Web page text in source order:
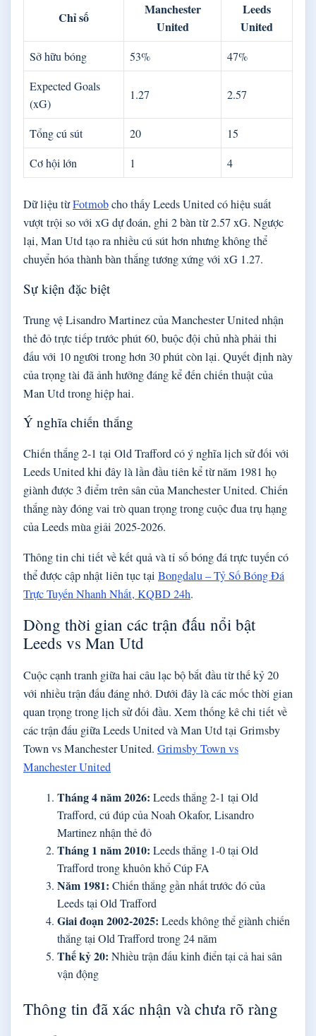
Chỉ số
Manchester
United
Leeds
United
Sở hữu bóng 53%
47%
Expected Goals
(xG)
1.27 2.57
Tổng cú sút 20
15
Cơ hội lớn
1 4
Dữ liệu từFotmobcho thấy Leeds United có hiệu suất
vượt trội so với xG dự đoán, ghi 2 bàn từ 2.57 xG. Ngược
lại, Man Utd tạo ra nhiều cú sút hơn nhưng không thể
chuyển hóa thành bàn thắng tương xứng với xG 1.27.
Sự kiện đặc biệt
Trung vệ Lisandro Martinez của Manchester United nhận
thẻ đỏ trực tiếp trước phút 60, buộc đội chủ nhà phải thi
đấu với 10 người trong hơn 30 phút còn lại. Quyết định này
của trọng tài đã ảnh hưởng đáng kể đến chiến thuật của
Man Utd trong hiệp hai.
Ý nghĩa chiến thắng
Chiến thắng 2-1 tại Old Trafford có ý nghĩa lịch sử đối với
Leeds United khi đây là lần đầu tiên kể từ năm 1981 họ
giành được 3 điểm trên sân của Manchester United. Chiến
thắng này đóng vai trò quan trọng trong cuộc đua trụ hạng
của Leeds mùa giải 2025-2026.
Thông tin chi tiết về kết quả và tỉ số bóng đá trực tuyến có
thể được cập nhật liên tục tại Bongdalu – Tỷ Số Bóng Đá
Trực Tuyến Nhanh Nhất, KQBD 24h.
Dòng thời gian các trận đấu nổi bật
Leeds vs Man Utd
Cuộc cạnh tranh giữa hai câu lạc bộ bắt đầu từ thế kỷ 20
với nhiều trận đấu đáng nhớ. Dưới đây là các mốc thời gian
quan trọng trong lịch sử đối đầu. Xem thống kê chi tiết về
các trận đấu giữa Leeds United và Man Utd tại Grimsby
Town vs Manchester United. Grimsby Town vs
Manchester United
Tháng 4 năm 2026: Leeds thắng 2-1 tại Old
Trafford, cú đúp của Noah Okafor, Lisandro
Martinez nhận thẻ đỏ
Tháng 1 năm 2010: Leeds thắng 1-0 tại Old
Trafford trong khuôn khổ Cúp FA
Năm 1981: Chiến thắng gần nhất trước đó của
Leeds tại Old Trafford
Giai đoạn 2002-2025: Leeds không thể giành chiến
thắng tại Old Trafford trong 24 năm
Thế kỷ 20: Nhiều trận đấu kinh điển tại cả hai sân
vận động
Thông tin đã xác nhận và chưa rõ ràng